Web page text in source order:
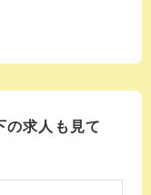
の求人も見て